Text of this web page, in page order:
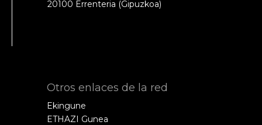
20100 Errenteria (Gipuzkoa)
Otros enlaces de la red
Ekingune
ETHAZI Gunea